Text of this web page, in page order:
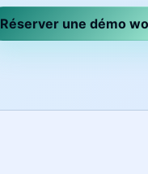
Réserver une démo